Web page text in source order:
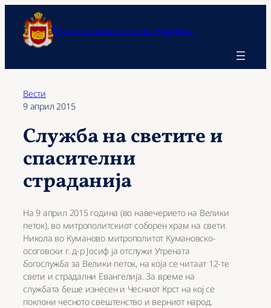
содржината Кумановско-осоговска епархија
Вести
9 април 2015
Служба на светите и
спасителни
страданија
На 9 април 2015 година (во навечерието на Велики
петок), во митрополитскиот соборен храм на свети
Никола во Куманово митрополитот Кумановско-
осоговски г. д-р Јосиф ја отслужи Утрената
богослужба за Велики петок, на која се читаат 12-те
свети и страдални Евангелија. За време на
службата беше изнесен и Чесниот Крст на кој се
поклони чесното свештенство и верниот народ.